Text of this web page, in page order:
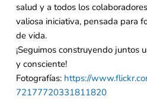
salud y a todos los
valiosa iniciativa, pensada para
de vida.
¡Seguimos construyendo juntos
y consciente!
Fotografías: https://
72177720331811820